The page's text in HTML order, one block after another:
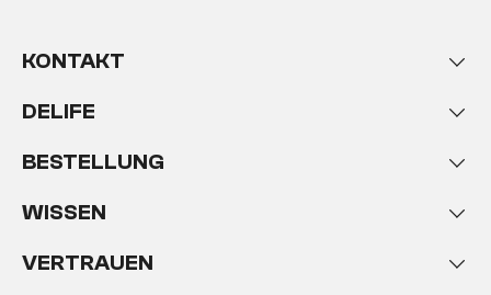
KONTAKT
DELIFE
BESTELLUNG
WISSEN
VERTRAUEN